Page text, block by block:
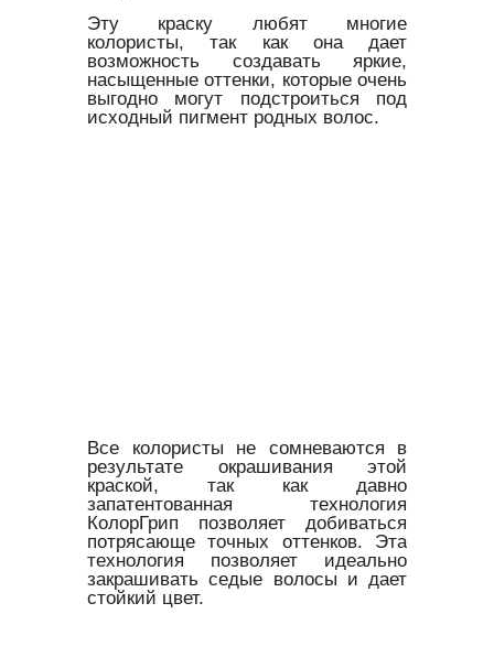
Эту краску любят многие
колористы, так как она дает
возможность создавать яркие,
насыщенные оттенки, которые очень
выгодно могут подстроиться под
исходный пигмент родных волос.
Все колористы не сомневаются в
результате окрашивания этой
краской, так как давно
запатентованная технология
КолорГрип позволяет добиваться
потрясающе точных оттенков. Эта
технология позволяет идеально
закрашивать седые волосы и дает
стойкий цвет.